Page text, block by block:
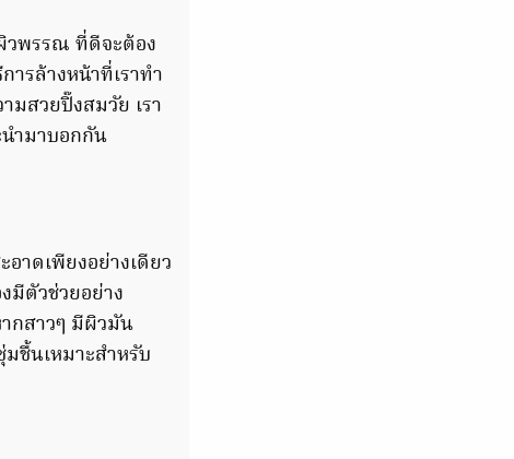
พรรณ ที่ดีจะต้อง
รล้างหน้าที่เราทำ
มสวยปิ๊งสมวัย เรา
ำมาบอกกัน
าดเพียงอย่างเดียว
มีตัวช่วยอย่าง
กสาวๆ มีผิวมัน
ชื้นเหมาะสำหรับ